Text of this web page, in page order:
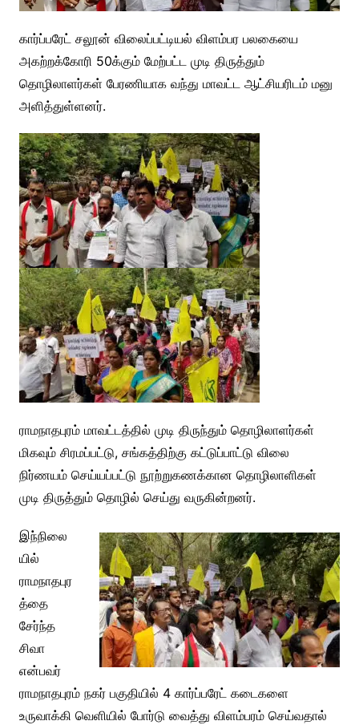
கார்ப்பரேட் சலூன் விலைப்பட்டியல் விளம்பர பலகையை
அகற்றக்கோரி 50க்கும் மேற்பட்ட முடி திருத்தும்
தொழிலாளர்கள் பேரணியாக வந்து மாவட்ட ஆட்சியரிடம் மனு
அளித்துள்ளனர்.
ராமநாதபுரம் மாவட்டத்தில் முடி திருந்தும் தொழிலாளர்கள்
மிகவும் சிரமப்பட்டு, சங்கத்திற்கு கட்டுப்பாட்டு விலை
நிர்ணயம் செய்யப்பட்டு நூற்றுகணக்கான தொழிலாளிகள்
முடி திருத்தும் தொழில் செய்து வருகின்றனர்.
இந்நிலை
யில்
ராமநாதபுர
த்தை
சேர்ந்த
சிவா
என்பவர்
ராமநாதபுரம் நகர் பகுதியில் 4 கார்ப்பரேட் கடைகளை
உருவாக்கி வெளியில் போர்டு வைத்து விளம்பரம் செய்வதால்